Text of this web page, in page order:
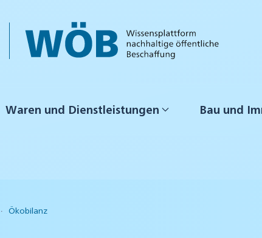
Waren und Dienstleistungen Bau und
Ökobilanz